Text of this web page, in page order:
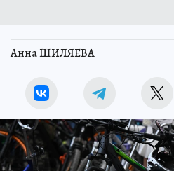
Анна ШИЛЯЕВА